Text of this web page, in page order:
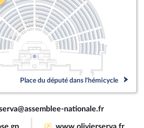
Place du député dans l'hémicycle
nationale.fr
www.olivierserva.fr